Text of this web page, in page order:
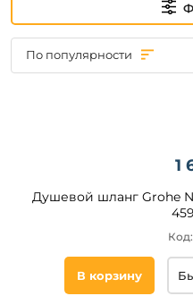
По популярности
1
Душевой шланг Grohe
В корзину